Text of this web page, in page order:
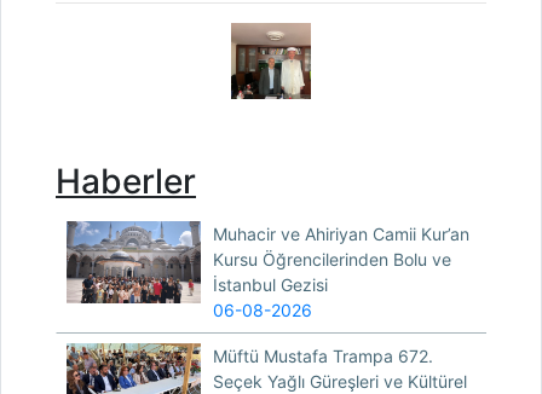
Haberler
Muhacir ve Ahiriyan Camii Kur’an
Kursu Öğrencilerinden Bolu ve
İstanbul Gezisi
06-08-2026
Müftü Mustafa Trampa 672.
Seçek Yağlı Güreşleri ve Kültürel